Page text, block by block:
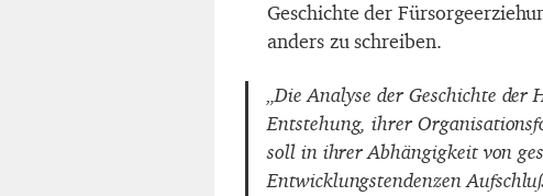
Geschichte der
anders zu schreiben.
„Die Analyse der Geschichte
Entstehung, ihrer
soll in ihrer Abhängigkeit von
Entwicklungstendenzen